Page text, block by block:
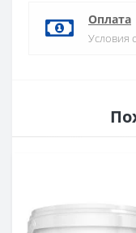
Оплата
Условия